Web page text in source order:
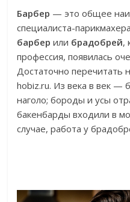
Барбер — это общее
специалиста-
барбер или брадобрей,
профессия, появилась
Достаточно перечитать
hobiz.ru. Из века в век —
наголо; бороды и усы
бакенбарды входили в
случае, работа у